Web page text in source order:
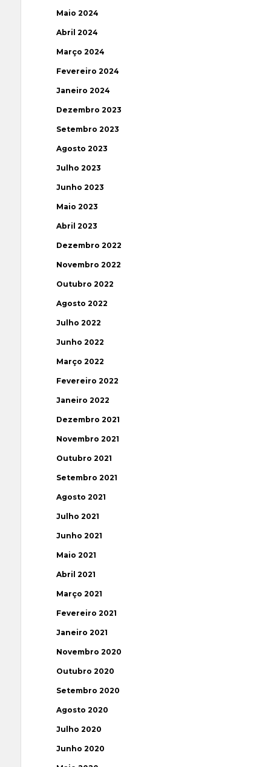
Maio 2024
Abril 2024
Março 2024
Fevereiro 2024
Janeiro 2024
Dezembro 2023
Setembro 2023
Agosto 2023
Julho 2023
Junho 2023
Maio 2023
Abril 2023
Dezembro 2022
Novembro 2022
Outubro 2022
Agosto 2022
Julho 2022
Junho 2022
Março 2022
Fevereiro 2022
Janeiro 2022
Dezembro 2021
Novembro 2021
Outubro 2021
Setembro 2021
Agosto 2021
Julho 2021
Junho 2021
Maio 2021
Abril 2021
Março 2021
Fevereiro 2021
Janeiro 2021
Novembro 2020
Outubro 2020
Setembro 2020
Agosto 2020
Julho 2020
Junho 2020